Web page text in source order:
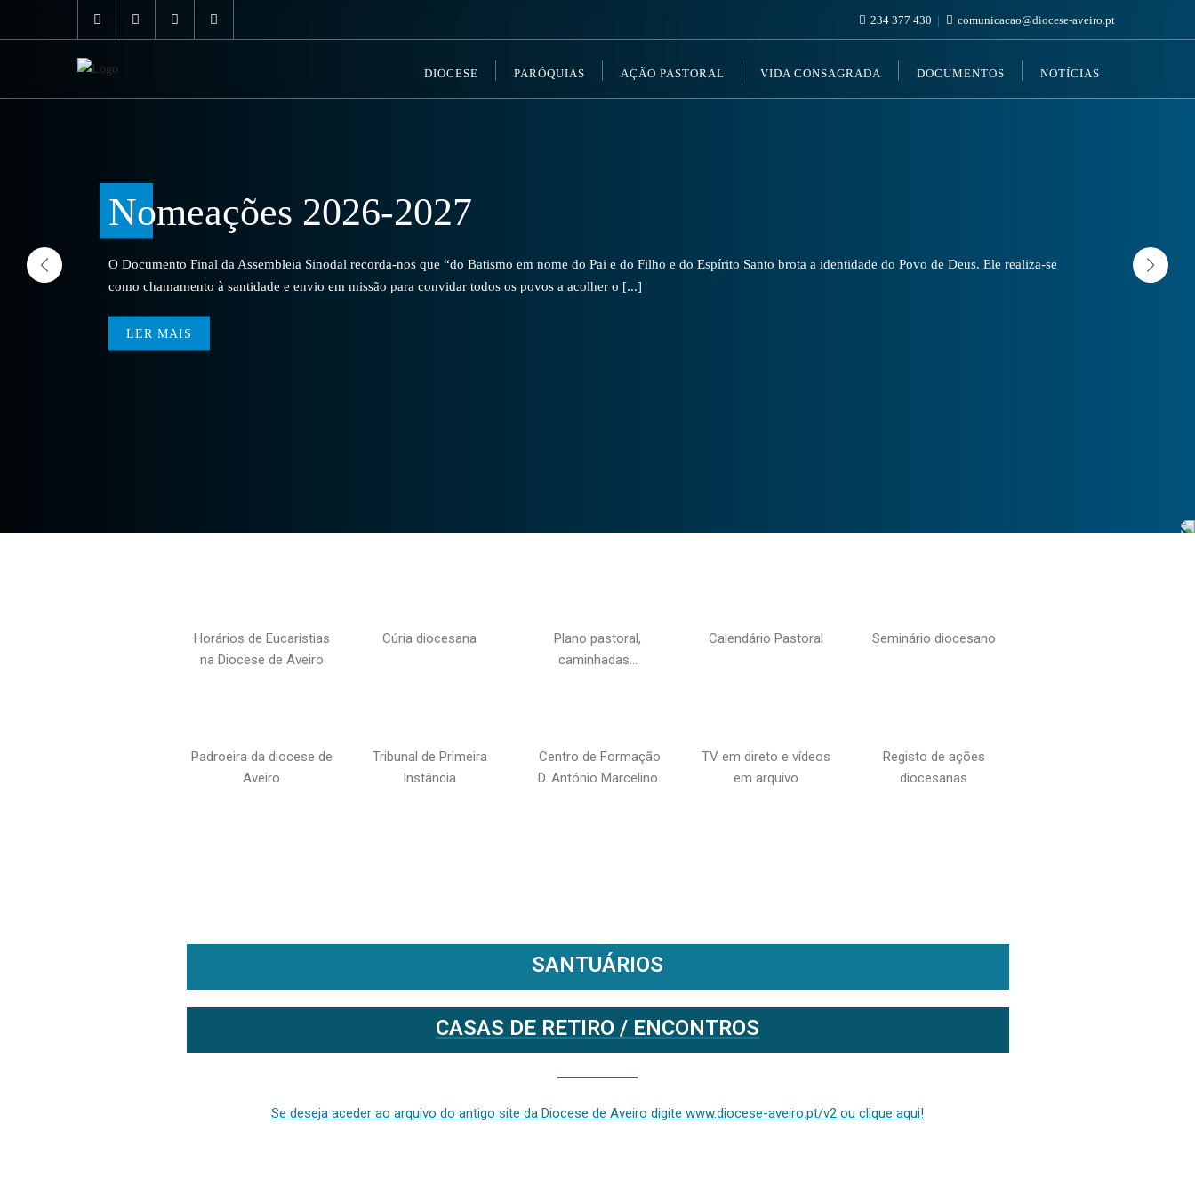
234 377 430 comunicacao@diocese-aveiro.pt
DIOCESE PARÓQUIAS AÇÃO PASTORAL VIDA CONSAGRADA DOCUMENTOS NOTÍCIAS
Nomeações 2026-2027
O Documento Final da Assembleia Sinodal recorda-nos que “do Batismo em nome do Pai e do Filho e do Espírito Santo brota a identidade do Povo de Deus. Ele realiza-se
como chamamento à santidade e envio em missão para convidar todos os povos a acolher o [...]
LER MAIS
Horários de Eucaristias
na Diocese de Aveiro
Cúria diocesana
Plano pastoral,
caminhadas…
Calendário Pastoral Seminário diocesano
Padroeira da diocese de
Aveiro
Tribunal de Primeira
Instância
Centro de Formação
D. António Marcelino
TV em direto e vídeos
em arquivo
Registo de ações
diocesanas
SANTUÁRIOS
CASAS DE RETIRO / ENCONTROS
Se deseja aceder ao arquivo do antigo site da Diocese de Aveiro digite www.diocese-aveiro.pt/v2 ou clique aqui!